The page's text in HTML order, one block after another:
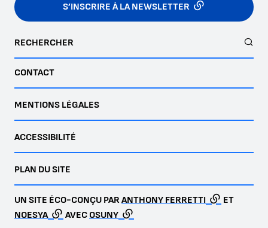
S’INSCRIRE À LA NEWSLETTER
RECHERCHER
CONTACT
MENTIONS LÉGALES
ACCESSIBILITÉ
PLAN DU SITE
UN SITE ÉCO-CONÇU PARANTHONY FERRETTI
ET
NOESYA
AVEC OSUNY